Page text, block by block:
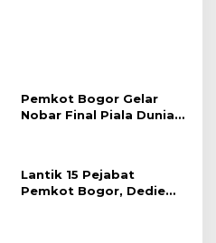
Pemkot Bogor Gelar
Nobar Final Piala Dunia
Lantik 15 Pejabat
Pemkot Bogor, Dedie